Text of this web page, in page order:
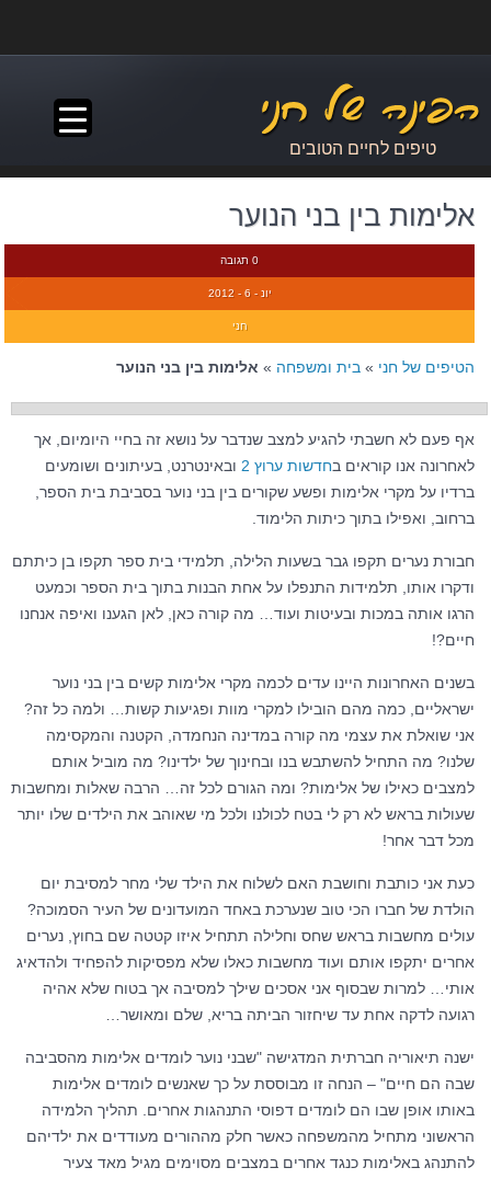
טיפים לחיים הטובים
אלימות בין בני הנוער
0 תגובה
יונ - 6 - 2012
חני
הטיפים של חני » בית ומשפחה » אלימות בין בני הנוער
אף פעם לא חשבתי להגיע למצב שנדבר על נושא זה בחיי היומיום, אך
לאחרונה אנו קוראים בחדשות ערוץ 2
ובאינטרנט, בעיתונים ושומעים
ברדיו על מקרי אלימות ופשע שקורים בין בני נוער בסביבת בית הספר,
ברחוב, ואפילו בתוך כיתות הלימוד.
חבורת נערים תקפו גבר בשעות הלילה, תלמידי בית ספר תקפו בן כיתתם
ודקרו אותו, תלמידות התנפלו על אחת הבנות בתוך בית הספר וכמעט
הרגו אותה במכות ובעיטות ועוד… מה קורה כאן, לאן הגענו ואיפה אנחנו
חיים?!
בשנים האחרונות היינו עדים לכמה מקרי אלימות קשים בין בני נוער
ישראליים, כמה מהם הובילו למקרי מוות ופגיעות קשות… ולמה כל זה?
אני שואלת את עצמי מה קורה במדינה הנחמדה, הקטנה והמקסימה
שלנו? מה התחיל להשתבש בנו ובחינוך של ילדינו? מה מוביל אותם
למצבים כאילו של אלימות? ומה הגורם לכל זה… הרבה שאלות ומחשבות
שעולות בראש לא רק לי בטח לכולנו ולכל מי שאוהב את הילדים שלו יותר
מכל דבר אחר!
כעת אני כותבת וחושבת האם לשלוח את הילד שלי מחר למסיבת יום
הולדת של חברו הכי טוב שנערכת באחד המועדונים של העיר הסמוכה?
עולים מחשבות בראש שחס וחלילה תתחיל איזו קטטה שם בחוץ, נערים
אחרים יתקפו אותם ועוד מחשבות כאלו שלא מפסיקות להפחיד ולהדאיג
אותי… למרות שבסוף אני אסכים שילך למסיבה אך בטוח שלא אהיה
רגועה לדקה אחת עד שיחזור הביתה בריא, שלם ומאושר…
ישנה תיאוריה חברתית המדגישה "שבני נוער לומדים אלימות מהסביבה
שבה הם חיים" – הנחה זו מבוססת על כך שאנשים לומדים אלימות
באותו אופן שבו הם לומדים דפוסי התנהגות אחרים. תהליך הלמידה
הראשוני מתחיל מהמשפחה כאשר חלק מההורים מעודדים את ילדיהם
להתנהג באלימות כנגד אחרים במצבים מסוימים מגיל מאד צעיר